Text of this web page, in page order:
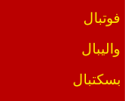
فوتبال
والیبال
بسکتبال